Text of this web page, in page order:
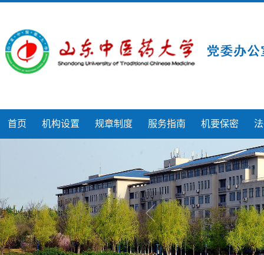
首页 机构设置 规章制度 服务指南 机要保密